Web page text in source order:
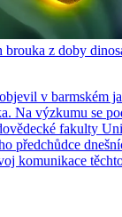
z doby
v barmském
Na výzkumu se
fakulty
předchůdce
komunikace